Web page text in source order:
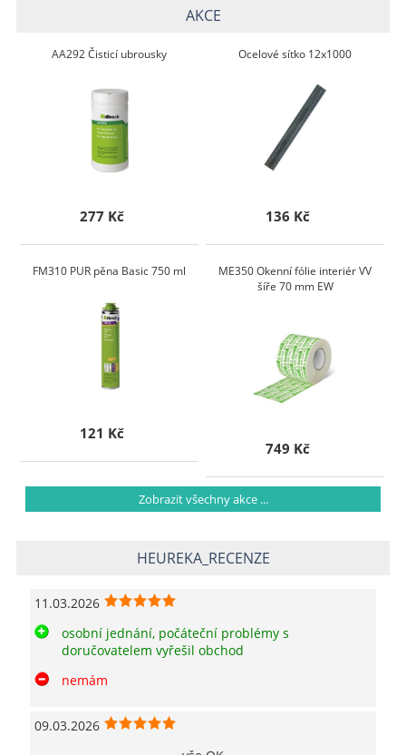
AKCE
AA292 Čisticí ubrousky
277 Kč
Ocelové sítko 12x1000
136 Kč
FM310 PUR pěna Basic 750 ml
121 Kč
ME350 Okenní fólie interiér VV
šíře 70 mm EW
749 Kč
Zobrazit všechny akce ...
HEUREKA_RECENZE
11.03.2026
osobní jednání, počáteční problémy s
doručovatelem vyřešil obchod
nemám
09.03.2026